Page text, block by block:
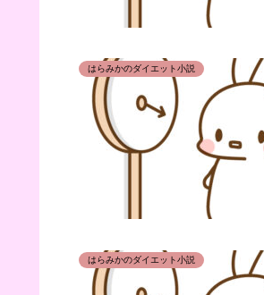
はらみかのダイエット小説
はらみかのダイエット小説